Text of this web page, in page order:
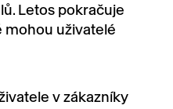
Letos pokračuje
mohou uživatelé
v zákazníky